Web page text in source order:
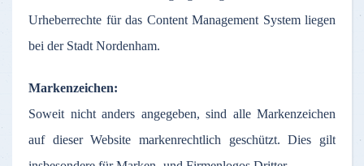
Urheberrechte für das Content Management System liegen
bei der Stadt Nordenham.
Markenzeichen:
Soweit nicht anders angegeben, sind alle Markenzeichen
auf dieserWebsitemarkenrechtlich geschützt. Dies gilt